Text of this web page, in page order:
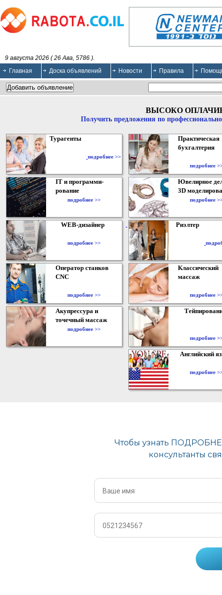
9 августа 2026 ( 26 Ава, 5786 ).
Главная
Доска объявлений Новости Правила
ВЫСОКО
Получить предложения по
Турагенты
подробнее >>
Практическая
бухгалтерия
подробнее
IT и программи-
рование
подробнее >>
Ювелирное
3D
подробнее
WEB-дизайнер
подробнее >>
Риэлтер
Оператор станков
CNC
подробнее >>
Классический
массаж
подробнее
Акупрессура и
точечный массаж
подробнее >>
подробнее
Английский
подробнее